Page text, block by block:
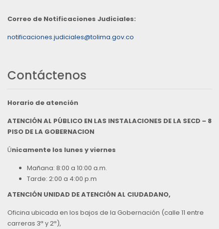
Correo de Notificaciones Judiciales:
notificaciones.judiciales@tolima.gov.co
Contáctenos
Horario de atención
ATENCIÓN AL PÚBLICO EN LAS INSTALACIONES DE LA SECD – 8
PISO DE LA GOBERNACION
Únicamente los lunes y viernes
Mañana: 8:00 a 10:00 a.m.
Tarde: 2:00 a 4:00 p.m
ATENCIÓN UNIDAD DE ATENCIÓN AL CIUDADANO,
Oficina ubicada en los bajos de la Gobernación (calle 11 entre
carreras 3ª y 2ª),